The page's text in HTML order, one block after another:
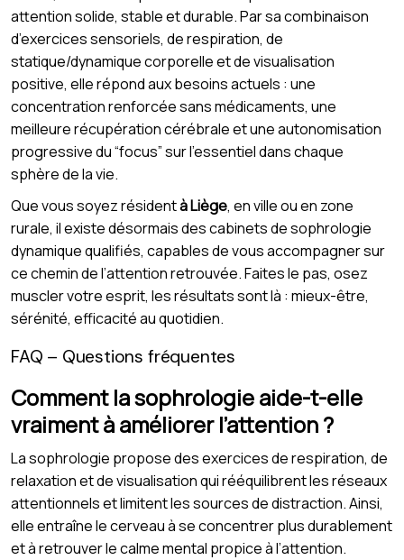
attention solide, stable et durable. Par sa combinaison
d’exercices sensoriels, de respiration, de
statique/dynamique corporelle et de visualisation
positive, elle répond aux besoins actuels : une
concentration renforcée sans médicaments, une
meilleure récupération cérébrale et une autonomisation
progressive du “focus” sur l’essentiel dans chaque
sphère de la vie.
Que vous soyez résidentà Liège, en ville ou en zone
rurale, il existe désormais des cabinets de sophrologie
dynamique qualifiés, capables de vous accompagner sur
ce chemin de l’attention retrouvée. Faites le pas, osez
muscler votre esprit, les résultats sont là : mieux-être,
sérénité, efficacité au quotidien.
FAQ – Questions fréquentes
Comment la sophrologie aide-t-elle
vraiment à améliorer l’attention ?
La sophrologie propose des exercices de respiration, de
relaxation et de visualisation qui rééquilibrent les réseaux
attentionnels et limitent les sources de distraction. Ainsi,
elle entraîne le cerveau à se concentrer plus durablement
et à retrouver le calme mental propice à l’attention.